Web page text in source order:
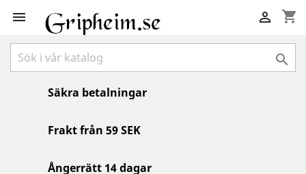
 shopping_cart


Säkra betalningar
Frakt från 59 SEK
Ångerrätt 14 dagar